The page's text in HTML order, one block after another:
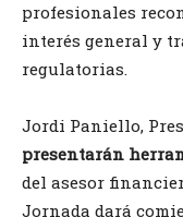
profesionales
interés general y
regulatorias.
Jordi Paniello,
presentarán
del asesor
Jornada dará